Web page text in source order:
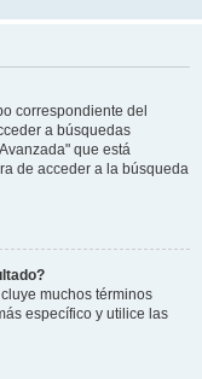
correspondiente del
a búsquedas
que está
de acceder a la búsqueda
muchos términos
específico y utilice las